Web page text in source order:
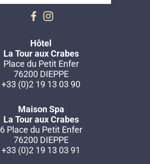
Hôtel
La Tour aux Crabes
Place du Petit Enfer
76200 DIEPPE
+33 (0)2 19 13 03 90
Maison Spa
La Tour aux Crabes
6 Place du Petit Enfer
76200 DIEPPE
+33 (0)2 19 13 03 91